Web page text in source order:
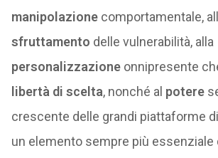
manipolazionecomportamentale,
sfruttamento delle vulnerabilità, alla
personalizzazioneonnipresente
libertà di scelta, nonché al potere
crescente delle grandi piattaforme
un elemento sempre più essenziale